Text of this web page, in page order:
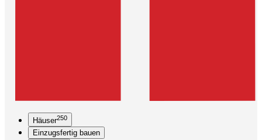
Häuser250
Einzugsfertig bauen